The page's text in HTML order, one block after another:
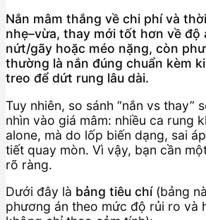
Nắn mâm thắng về chi phí và
nhẹ–vừa, thay mới tốt hơn về độ
nứt/gãy hoặc méo nặng, còn
thường là nắn đúng chuẩn kèm
treo để dứt rung lâu dài.
Tuy nhiên, so sánh “nắn vs thay”
nhìn vào giá mâm: nhiều ca rung
alone, mà do lốp biến dạng, sai
tiết quay mòn. Vì vậy, bạn cần
rõ ràng.
Dưới đây là bảng tiêu chí(bảng
phương án theo mức độ rủi ro và